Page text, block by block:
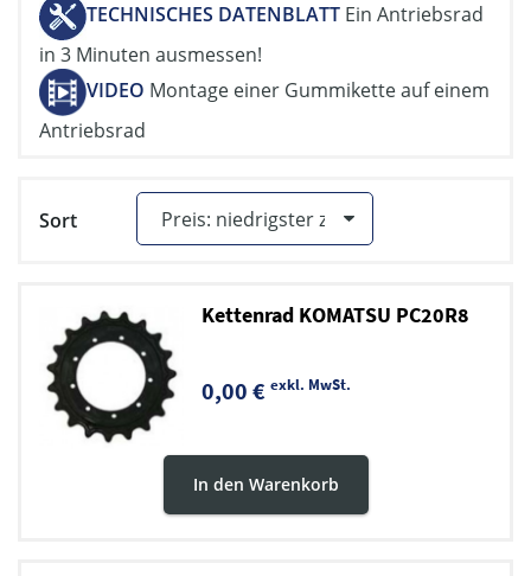
TECHNISCHES DATENBLATT Ein Antriebsrad
in 3 Minuten ausmessen!
VIDEO Montage einer Gummikette auf einem
Antriebsrad
Sort
Kettenrad KOMATSU PC20R8
0,00 €exkl. MwSt.
In den Warenkorb